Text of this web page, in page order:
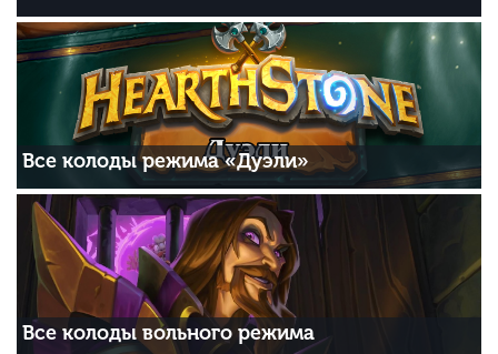
Все колоды режима «Дуэли»
Все колоды вольного режима